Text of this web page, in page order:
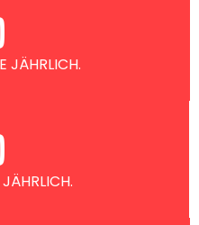
JÄHRLICH.